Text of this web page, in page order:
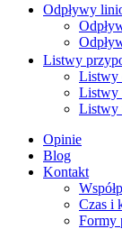
Odpływy
Listwy
Listwy
Listwy
Listwy
Opinie
Blog
Kontakt
Czas i
Formy